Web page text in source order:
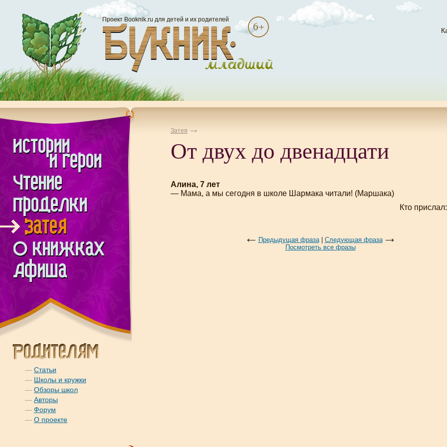
Проект Booknik.ru для детей и их родителей
— Статьи
— Школы и кружки
— Обзоры школ
— Авторы
— Форум
— О проекте
Затея
От двух до двенадцати
Алина, 7 лет
— Мама, а мы сегодня в школе Шармака читали! (Маршака)
Кто
Предыдущая фраза| Следующая фраза
Посмотреть все фразы